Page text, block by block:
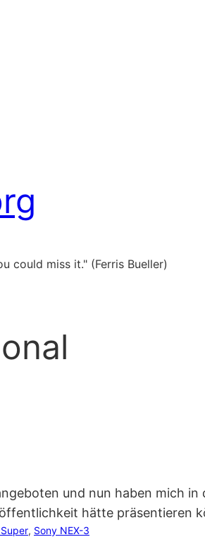
could miss it." (Ferris Bueller)
und nun haben mich in
hätte präsentieren
, Sony NEX-3